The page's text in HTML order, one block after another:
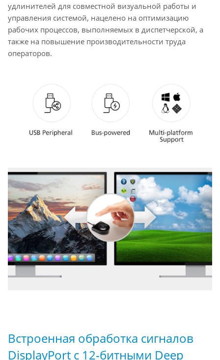
удлинителей для совместной визуальной работы и
управления системой, нацелено на оптимизацию
рабочих процессов, выполняемых в диспетчерской, а
также на повышение производительности труда
операторов.
Встроенная обработка сигналов
DisplayPort с 12-битными Deep